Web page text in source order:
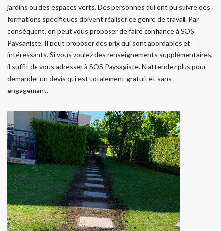
jardins ou des espaces verts. Des personnes qui ont pu suivre des
formations spécifiques doivent réaliser ce genre de travail. Par
conséquent, on peut vous proposer de faire confiance à SOS
Paysagiste. Il peut proposer des prix qui sont abordables et
intéressants. Si vous voulez des renseignements supplémentaires,
il suffit de vous adresser à SOS Paysagiste. N'attendez plus pour
demander un devis qui est totalement gratuit et sans
engagement.